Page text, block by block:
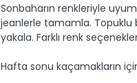
Sonbaharın renkleriyle
jeanlerle tamamla. Topuklu
yakala. Farklı renk
Hafta sonu kaçamakların